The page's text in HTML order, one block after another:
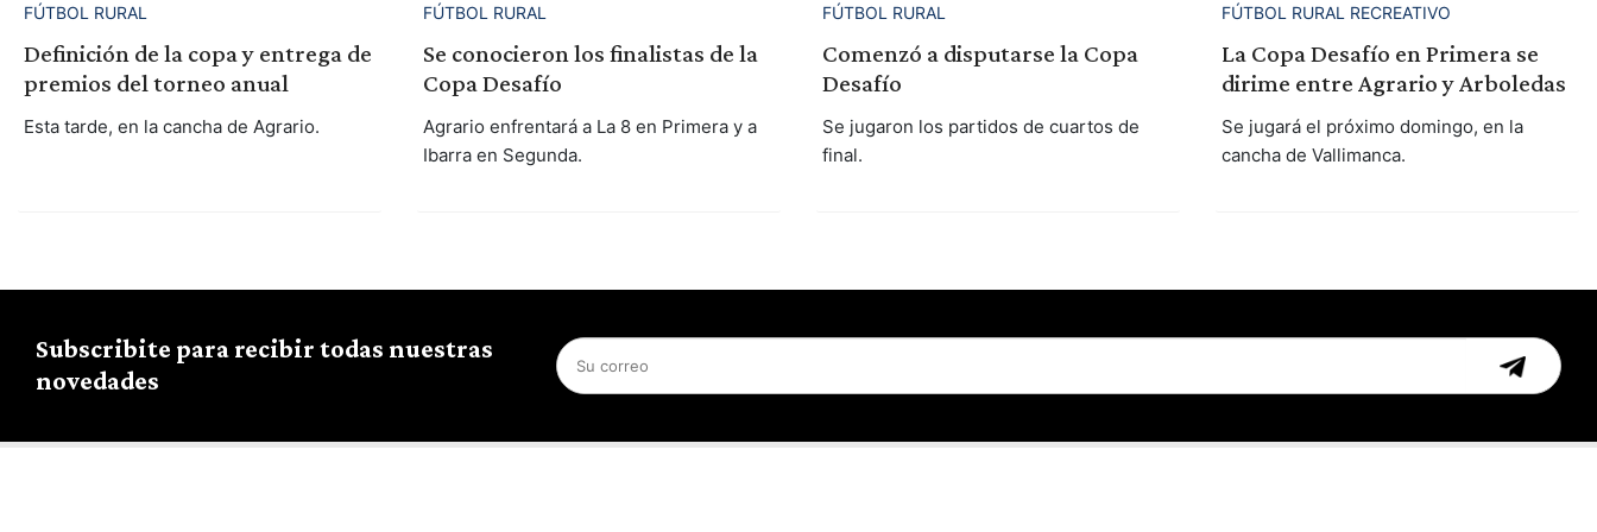
FÚTBOL RURAL
Definición de la copa y entrega de
premios del torneo anual
Esta tarde, en la cancha de Agrario.
FÚTBOL RURAL
Se conocieron los finalistas de la
Copa Desafío
Agrario enfrentará a La 8 en Primera y a
Ibarra en Segunda.
FÚTBOL RURAL
Comenzó a disputarse la Copa
Desafío
Se jugaron los partidos de cuartos de
final.
FÚTBOL RURAL RECREATIVO
La Copa Desafío en Primera se
dirime entre Agrario y Arboledas
Se jugará el próximo domingo, en la
cancha de Vallimanca.
Subscribite para recibir todas nuestras
novedades